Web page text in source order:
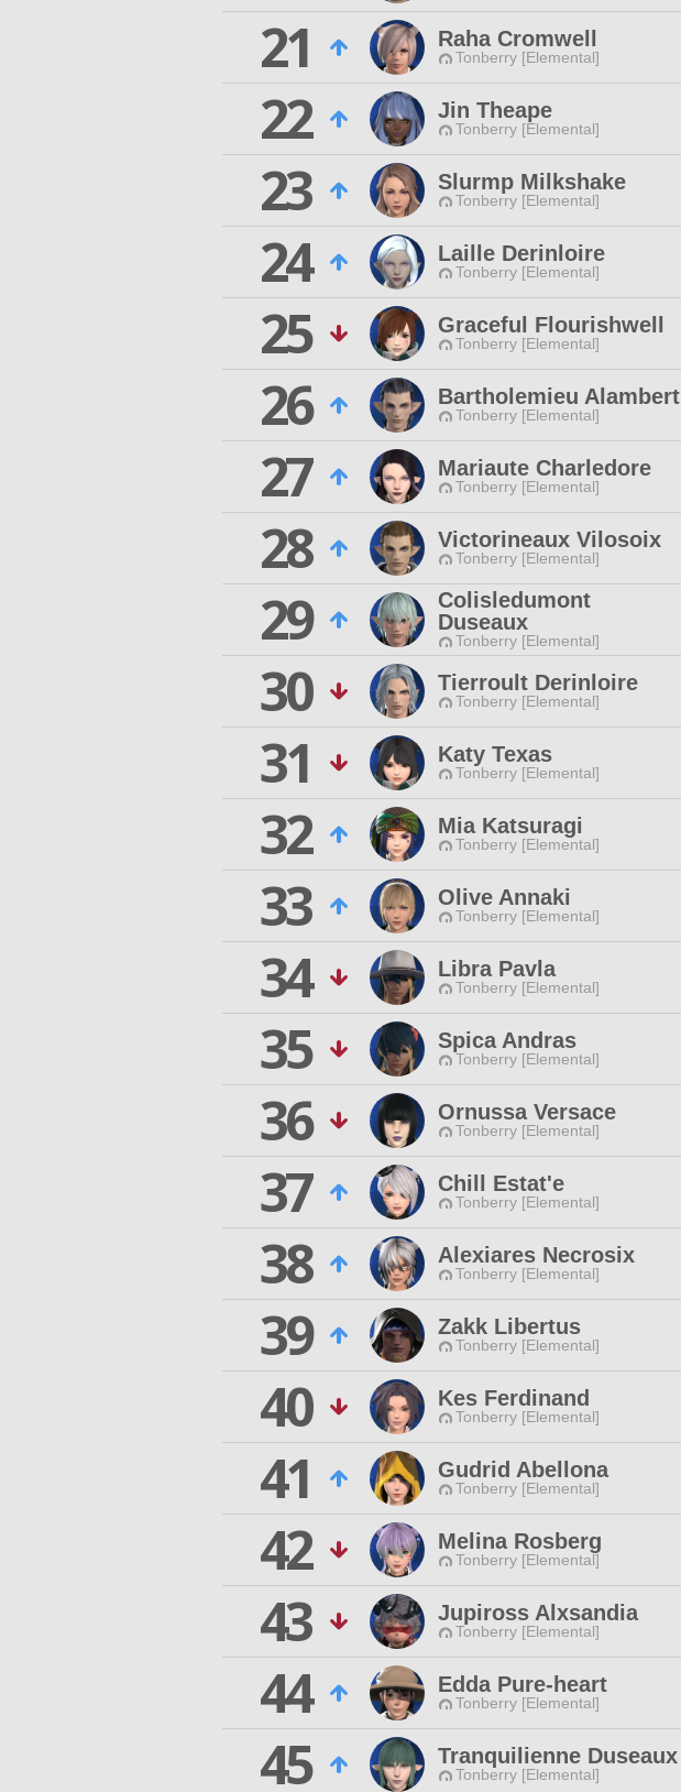
21
Raha Cromwell
Tonberry [Elemental]
22
Jin Theape
Tonberry [Elemental]
23
Slurmp Milkshake
Tonberry [Elemental]
24
Laille Derinloire
Tonberry [Elemental]
25
Graceful Flourishwell
Tonberry [Elemental]
26
Bartholemieu Alambert
Tonberry [Elemental]
27
Mariaute Charledore
Tonberry [Elemental]
28
Victorineaux Vilosoix
Tonberry [Elemental]
29
Colisledumont
Duseaux
Tonberry [Elemental]
30
Tierroult Derinloire
Tonberry [Elemental]
31
Katy Texas
Tonberry [Elemental]
32
Mia Katsuragi
Tonberry [Elemental]
33
Olive Annaki
Tonberry [Elemental]
34
Libra Pavla
Tonberry [Elemental]
35
Spica Andras
Tonberry [Elemental]
36
Ornussa Versace
Tonberry [Elemental]
37
Chill Estat'e
Tonberry [Elemental]
38
Alexiares Necrosix
Tonberry [Elemental]
39
Zakk Libertus
Tonberry [Elemental]
40
Kes Ferdinand
Tonberry [Elemental]
41
Gudrid Abellona
Tonberry [Elemental]
42
Melina Rosberg
Tonberry [Elemental]
43
Jupiross Alxsandia
Tonberry [Elemental]
44
Edda Pure-heart
Tonberry [Elemental]
45
Tranquilienne Duseaux
Tonberry [Elemental]